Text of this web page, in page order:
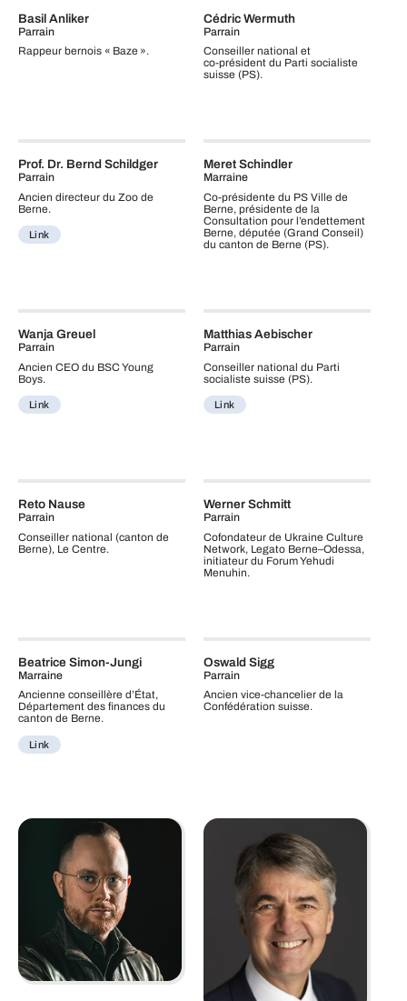
Basil Anliker
Parrain
Rappeur bernois « Baze ».
Cédric Wermuth
Parrain
Conseiller national et
co‑président du Parti socialiste
suisse (PS).
Prof. Dr. Bernd Schildger
Parrain
Ancien directeur du Zoo de
Berne.
Link
Meret Schindler
Marraine
Co‑présidente du PS Ville de
Berne, présidente de la
Consultation pour l’endettement
Berne, députée (Grand Conseil)
du canton de Berne (PS).
Wanja Greuel
Parrain
Ancien CEO du BSC Young
Boys.
Link
Matthias Aebischer
Parrain
Conseiller national du Parti
socialiste suisse (PS).
Link
Reto Nause
Parrain
Conseiller national (canton de
Berne), Le Centre.
Werner Schmitt
Parrain
Cofondateur de Ukraine Culture
Network, Legato Berne–Odessa,
initiateur du Forum Yehudi
Menuhin.
Beatrice Simon-Jungi
Marraine
Ancienne conseillère d’État,
Département des finances du
canton de Berne.
Link
Oswald Sigg
Parrain
Ancien vice‑chancelier de la
Confédération suisse.